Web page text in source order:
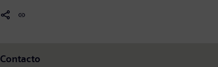
una empresa digital sostenible. Siemens Digital Industries
Contacto